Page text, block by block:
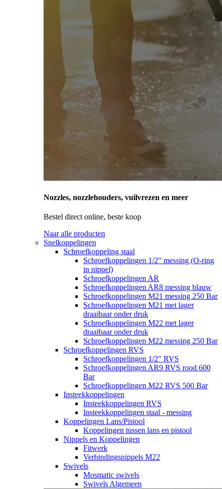
Nozzles, nozzlehouders, vuilvrezen en meer
Bestel direct online, beste koop
Naar alle producten
Snelkoppelingen
Schroefkoppeling staal
Schroefkoppelingen 1/2" messing (O-ring
in nippel)
Schroefkoppelingen AR
Schroefkoppelingen AR8 messing blauw
Schroefkoppelingen M21 messing 250 Bar
Schroefkoppelingen M21 met lager
draaibaar onder druk
Schroefkoppelingen M22 met lager
draaibaar onder druk
Schroefkoppelingen M22 messing 250 Bar
Schroefkoppelingen RVS
Schroefkoppelingen 1/2" RVS
Schroefkoppelingen AR9 RVS rood 600
Bar
Schroefkoppelingen M22 RVS 500 Bar
Insteekkoppelingen
Insteekkoppelingen RVS
Insteekkoppelingen staal - messing
Koppelingen Lans/Pistool
Koppelingen tussen lans en pistool
Nippels en Koppelingen
Fitwerk
Verbindingsnippels M22
Swivels
Mosmatic swivels
Swivels Algemeen